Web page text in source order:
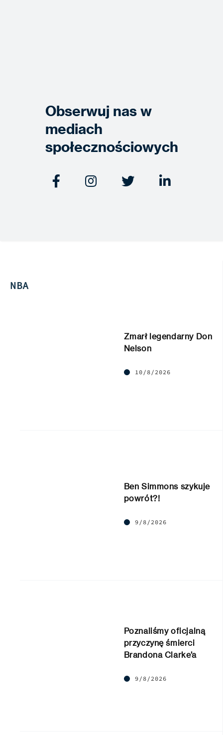
Obserwuj nas w
mediach
społecznościowych
   
NBA
Zmarł legendarny Don
Nelson
10/8/2026
Ben Simmons szykuje
powrót?!
9/8/2026
Poznaliśmy oficjalną
przyczynę śmierci
Brandona Clarke’a
9/8/2026